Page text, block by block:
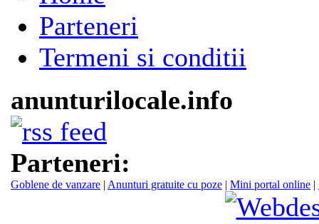
Parteneri
Termeni si conditii
anunturilocale.info
Parteneri:
Goblene de vanzare | Anunturi gratuite cu poze | Mini portal online |